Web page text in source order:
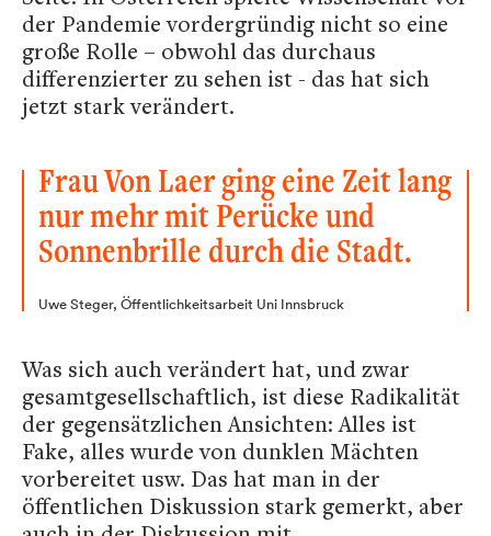
der Pandemie vordergründig nicht so eine
große Rolle – obwohl das durchaus
differenzierter zu sehen ist - das hat sich
jetzt stark verändert.
Frau Von Laer ging eine Zeit lang
nur mehr mit Perücke und
Sonnenbrille durch die Stadt.
Uwe Steger, Öffentlichkeitsarbeit Uni Innsbruck
Was sich auch verändert hat, und zwar
gesamtgesellschaftlich, ist diese Radikalität
der gegensätzlichen Ansichten: Alles ist
Fake, alles wurde von dunklen Mächten
vorbereitet usw. Das hat man in der
öffentlichen Diskussion stark gemerkt, aber